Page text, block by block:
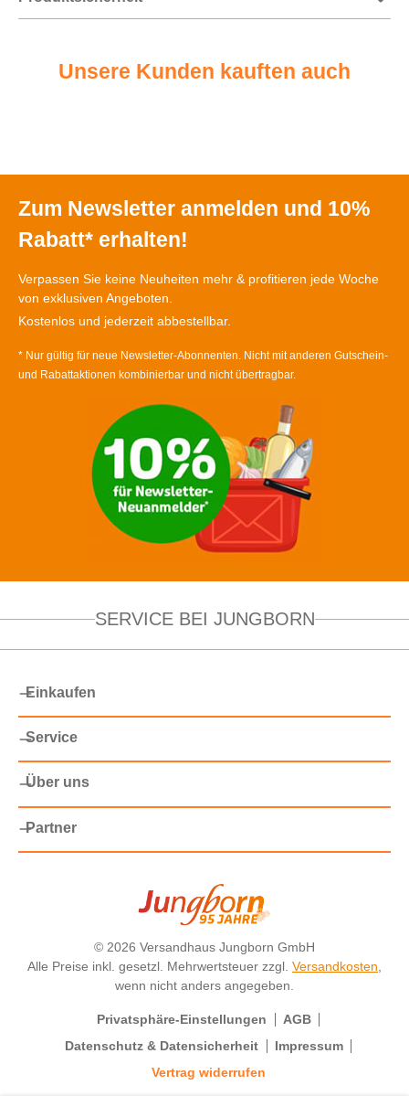
Unsere Kunden kauften auch
Zum Newsletter anmelden und 10%
Rabatt* erhalten!
Verpassen Sie keine Neuheiten mehr & profitieren jede Woche
von exklusiven Angeboten.
Kostenlos und jederzeit abbestellbar.
* Nur gültig für neue Newsletter-Abonnenten. Nicht mit anderen Gutschein-
und Rabattaktionen kombinierbar und nicht übertragbar.
SERVICE BEI JUNGBORN
Einkaufen
Service
Über uns
Partner
© 2026 Versandhaus Jungborn GmbH
Alle Preise inkl. gesetzl. Mehrwertsteuer zzgl. Versandkosten
wenn nicht anders angegeben.
Privatsphäre-Einstellungen
AGB
Datenschutz & Datensicherheit
Impressum
Vertrag widerrufen